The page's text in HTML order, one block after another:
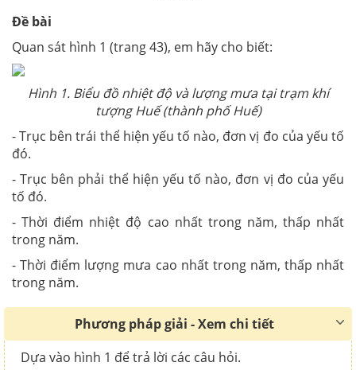
Đề bài
Quan sát hình 1 (trang 43), em hãy cho biết:
Hình 1. Biểu đồ nhiệt độ và lượng mưa tại trạm khí
tượng Huế (thành phố Huế)
- Trục bên trái thể hiện yếu tố nào, đơn vị đo của yếu tố
đó.
- Trục bên phải thể hiện yếu tố nào, đơn vị đo của yếu
tố đó.
- Thời điểm nhiệt độ cao nhất trong năm, thấp nhất
trong năm.
- Thời điểm lượng mưa cao nhất trong năm, thấp nhất
trong năm.
Phương pháp giải - Xem chi tiết
Dựa vào hình 1 để trả lời các câu hỏi.